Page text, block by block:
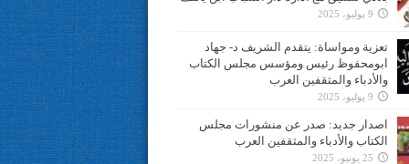
9 يوليو، 2025
تعزية ومواساة: يتقدم الشريف د- جهاد
ابومحفوظ رئيس ومؤسس مجلس الكتاب
والأدباء والمثقفين العرب
9 يوليو، 2025
اصدار جديد: صدر عن منشورات مجلس
الكتاب والأدباء والمثقفين العرب
25 يونيو، 2025